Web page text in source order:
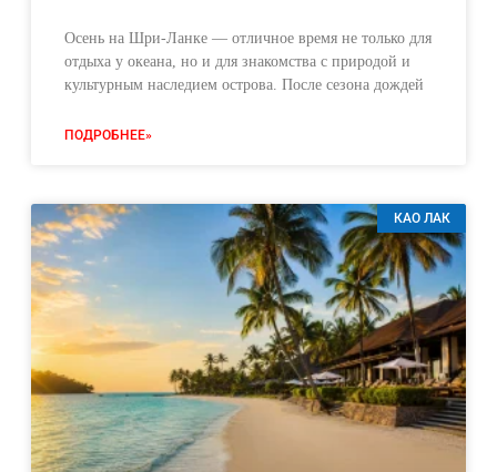
Осень на Шри-Ланке — отличное время не только для
отдыха у океана, но и для знакомства с природой и
культурным наследием острова. После сезона дождей
ПОДРОБНЕЕ»
КАО ЛАК